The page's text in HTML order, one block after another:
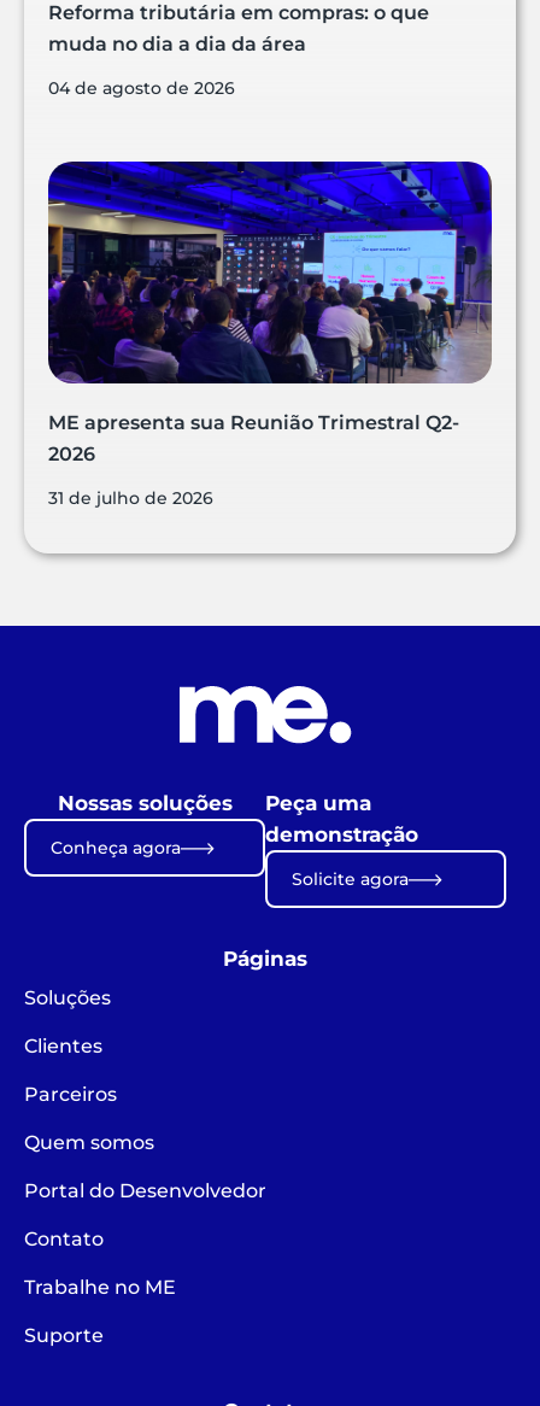
Reforma tributária em compras: o que
muda no dia a dia da área
04 de agosto de 2026
ME apresenta sua Reunião Trimestral Q2-
2026
31 de julho de 2026
Nossas soluções
Conheça agora
Peça uma
demonstração
Solicite agora
Páginas
Soluções
Clientes
Parceiros
Quem somos
Portal do Desenvolvedor
Contato
Trabalhe no ME
Suporte